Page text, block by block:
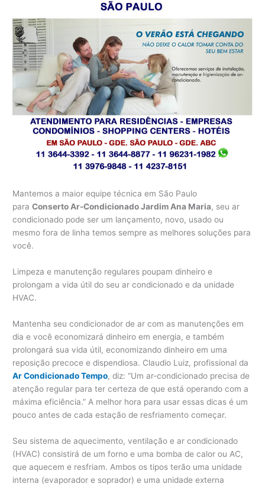
Mantemos a maior equipe técnica em São Paulo
paraConserto Ar-Condicionado Jardim Ana Maria, seu ar
condicionado pode ser um lançamento, novo, usado ou
mesmo fora de linha temos sempre as melhores soluções para
você.
Limpeza e manutenção regulares poupam dinheiro e
prolongam a vida útil do seu ar condicionado e da unidade
HVAC.
Mantenha seu condicionador de ar com as manutenções em
dia e você economizará dinheiro em energia, e também
prolongará sua vida útil, economizando dinheiro em uma
reposição precoce e dispendiosa. Claudio Luiz, profissional da
Ar Condicionado Tempo, diz: “Um ar-condicionado precisa de
atenção regular para ter certeza de que está operando com a
máxima eficiência.” A melhor hora para usar essas dicas é um
pouco antes de cada estação de resfriamento começar.
Seu sistema de aquecimento, ventilação e ar condicionado
(HVAC) consistirá de um forno e uma bomba de calor ou AC,
que aquecem e resfriam. Ambos os tipos terão uma unidade
interna (evaporador e soprador) e uma unidade externa